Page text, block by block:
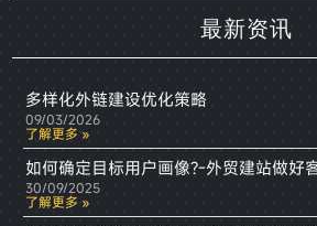
最新资讯
多样化外链建设优化策略
09/03/2026
了解更多 »
如何确定目标用户画像?-外贸建站做好
30/09/2025
了解更多 »